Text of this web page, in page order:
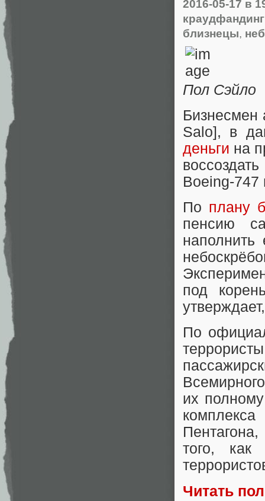
2016-05-17 в
краудфандинг
близнецы,
Пол Сэйло
Бизнесмен
Salo], в
деньги на
Boeing-747
По плану
пенсию
наполнить
под
По
их
того, как
Читать